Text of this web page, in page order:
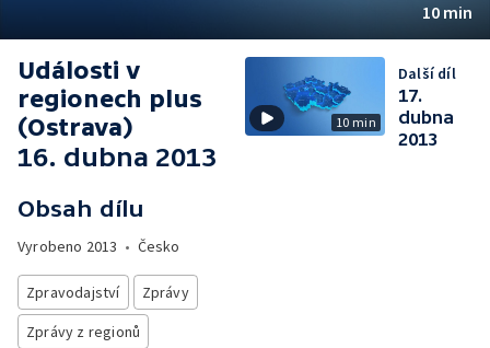
10 min
Události v
regionech plus
(Ostrava)
16. dubna 2013
Obsah dílu
Vyrobeno 2013 • Česko
Zpravodajství
Zprávy
Zprávy z regionů
10 min
Další díl
17.
dubna
2013